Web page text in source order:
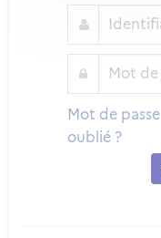
Mot de passe
oublié ?